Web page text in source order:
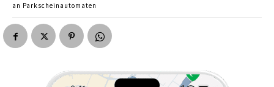
an Parkscheinautomaten